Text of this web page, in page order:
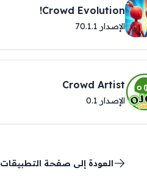
Crowd Evolution!
الإصدار 70.1.1
Crowd Artist
الإصدار 0.1
العودة إلى صفحة التطبيقات